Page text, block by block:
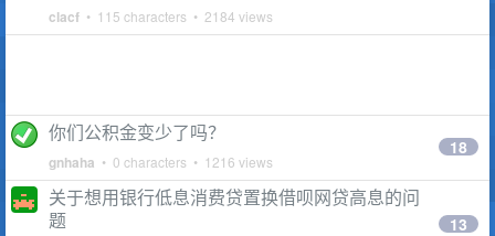
clacf • 115 characters • 2184 views
你们公积金变少了吗？
gnhaha • 0 characters • 1216 views
18
关于想用银行低息消费贷置换借呗网贷高息的问
题
13